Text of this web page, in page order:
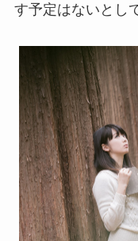
す予定はないとし